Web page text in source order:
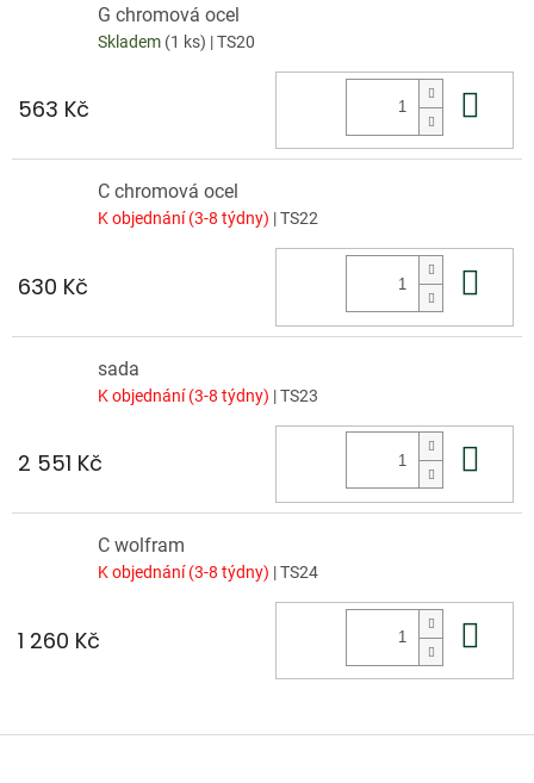
G chromová ocel
Skladem (1 ks) | TS20
563 Kč
C chromová ocel
K objednání (3-8 týdny) | TS22
630 Kč
sada
K objednání (3-8 týdny) | TS23
2 551 Kč
C wolfram
K objednání (3-8 týdny) | TS24
1 260 Kč
Z